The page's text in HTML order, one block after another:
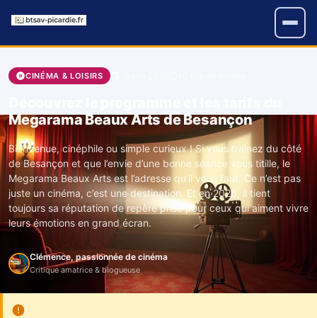
CINÉMA & LOISIRS
Megarama Beaux Arts de Besançon
Bienvenue, cinéphile ou simple curieux ! Si vous traînez du côté
de Besançon et que l’envie d’une bonne séance vous titille, le
Megarama Beaux Arts est l’adresse qu’il vous faut. Ce n’est pas
juste un cinéma, c’est une destination. Et en 2026, il tient
toujours sa réputation de repère prisé pour ceux qui aiment vivre
leurs émotions en grand écran.
Clémence, passionnée de cinéma
Critique amatrice & blogueuse